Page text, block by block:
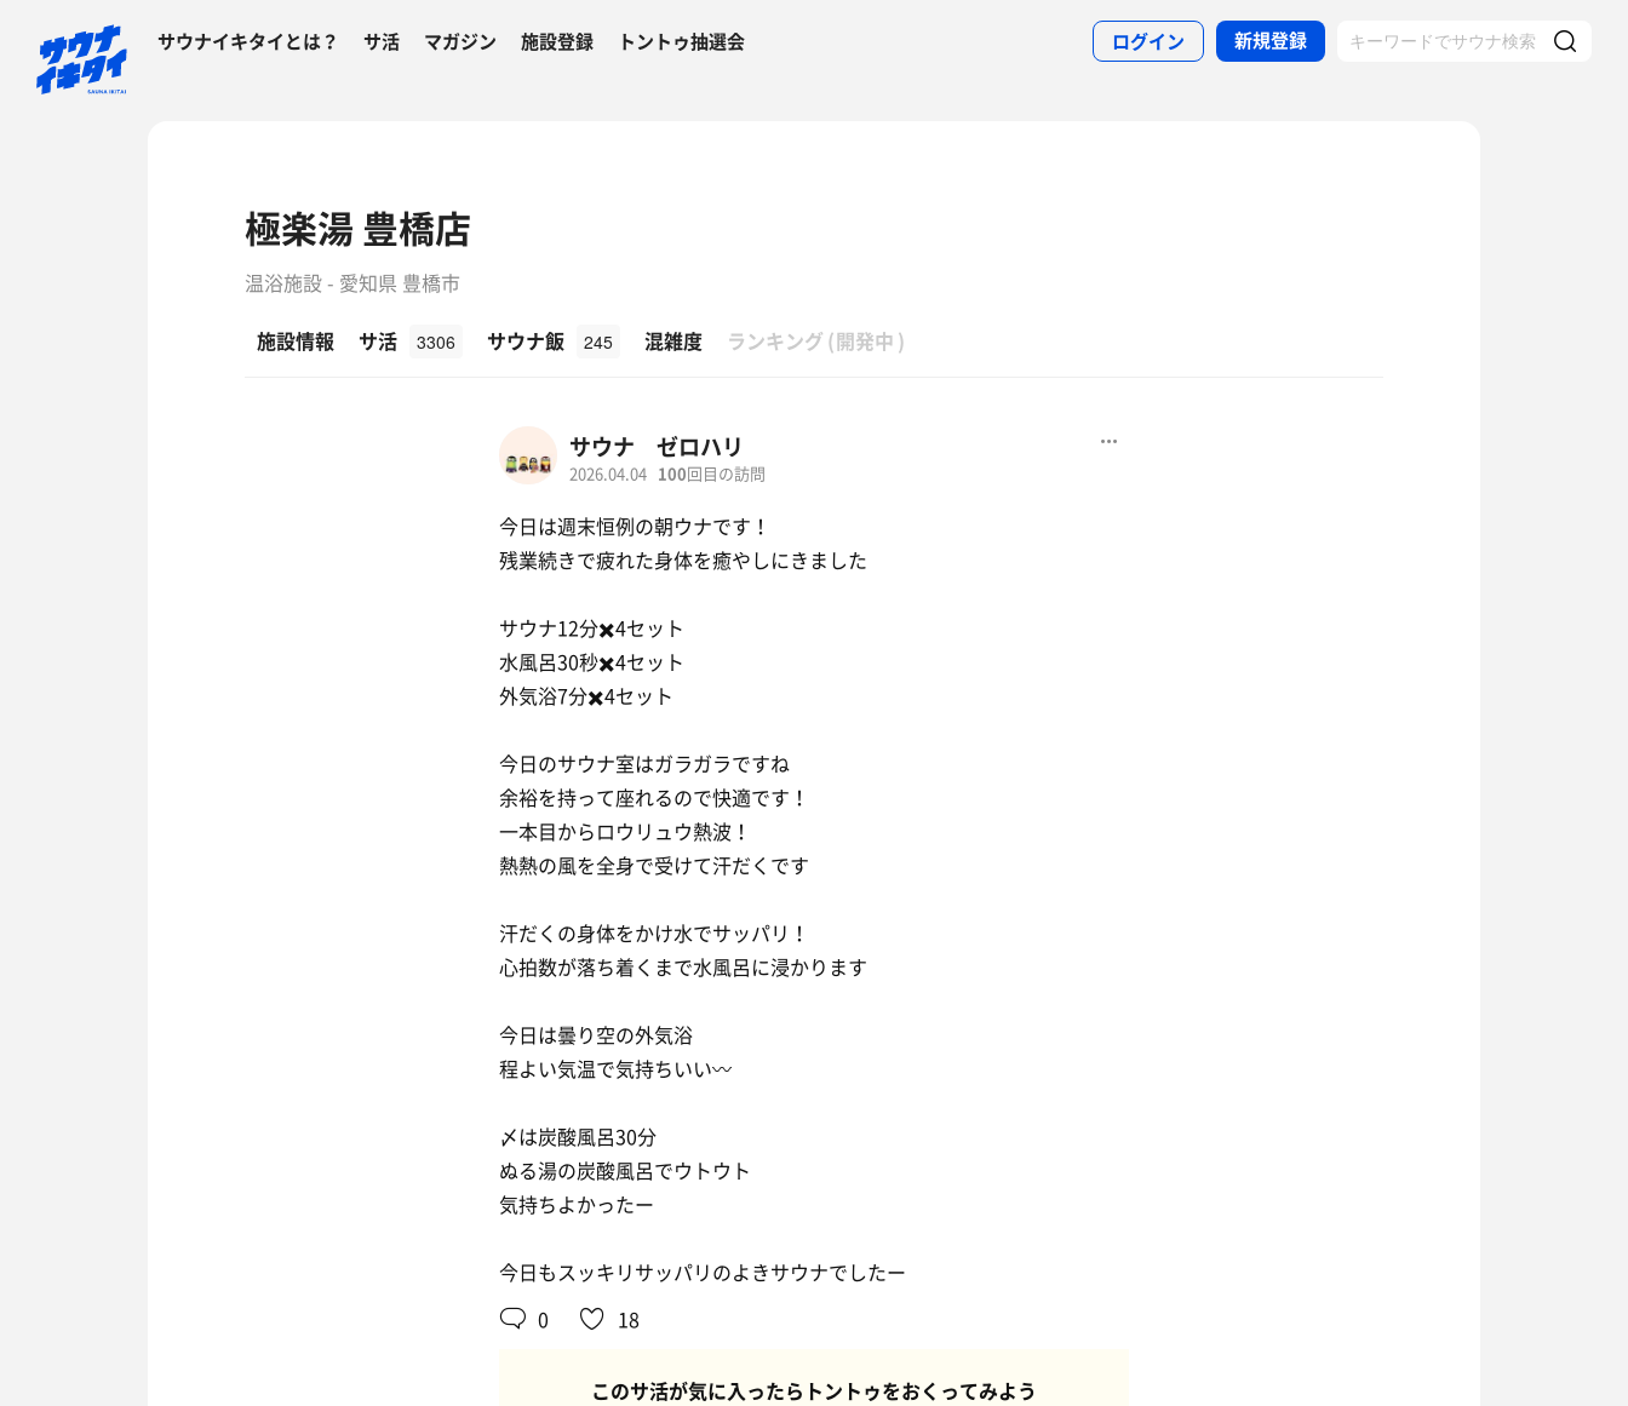
サウナイキタイとは？ サ活 マガジン 施設登録 トントゥ抽選会 ログイン 新規登録
極楽湯 豊橋店
温浴施設 - 愛知県 豊橋市
施設情報
サ活 3306 サウナ飯 245 混雑度 ランキング (開発中 )
サウナ ゼロハリ
2026.04.04 100回目の訪問
今日は週末恒例の朝ウナです！
残業続きで疲れた身体を癒やしにきました
サウナ12分✖️4セット
水風呂30秒✖️4セット
外気浴7分✖️4セット
今日のサウナ室はガラガラですね
余裕を持って座れるので快適です！
一本目からロウリュウ熱波！
熱熱の風を全身で受けて汗だくです
汗だくの身体をかけ水でサッパリ！
心拍数が落ち着くまで水風呂に浸かります
今日は曇り空の外気浴
程よい気温で気持ちいい〰︎
〆は炭酸風呂30分
ぬる湯の炭酸風呂でウトウト
気持ちよかったー
今日もスッキリサッパリのよきサウナでしたー
0
18
このサ活が気に入ったらトントゥをおくってみよう